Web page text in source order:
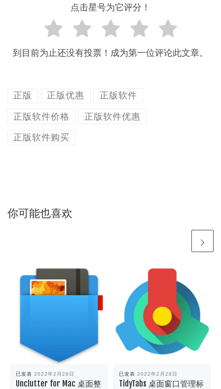
点击星号为它评分！
到目前为止还没有投票！成为第一位评论此文章。
正版 正版优惠 正版软件
正版软件价格 正版软件优惠
正版软件购买
你可能也喜欢
已发表 2022年2月28日
Unclutter for Mac 桌面整
已发表 2022年2月28日
TidyTabs 桌面窗口管理标